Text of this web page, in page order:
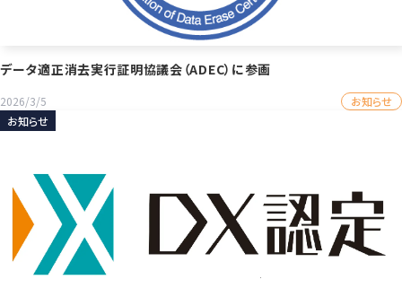
データ適正消去実行証明協議会（ADEC）に参画
2026/3/5
お知らせ
お知らせ